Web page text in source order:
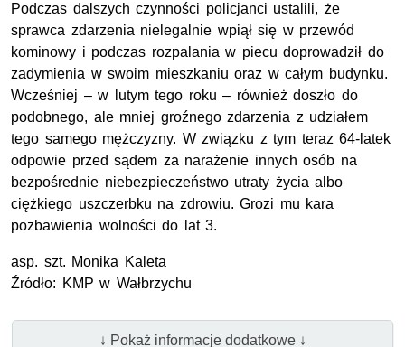
Podczas dalszych czynności policjanci ustalili, że
sprawca zdarzenia nielegalnie wpiął się w przewód
kominowy i podczas rozpalania w piecu doprowadził do
zadymienia w swoim mieszkaniu oraz w całym budynku.
Wcześniej – w lutym tego roku – również doszło do
podobnego, ale mniej groźnego zdarzenia z udziałem
tego samego mężczyzny. W związku z tym teraz 64-latek
odpowie przed sądem za narażenie innych osób na
bezpośrednie niebezpieczeństwo utraty życia albo
ciężkiego uszczerbku na zdrowiu. Grozi mu kara
pozbawienia wolności do lat 3.
asp. szt. Monika Kaleta
Źródło: KMP w Wałbrzychu
↓ Pokaż informacje dodatkowe ↓